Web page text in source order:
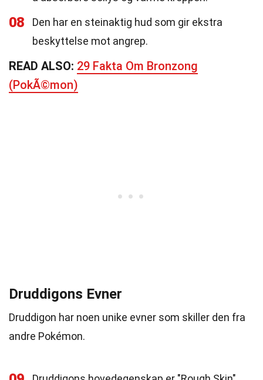
08
Den har en steinaktig hud som gir ekstra
beskyttelse mot angrep.
READ ALSO: 29 Fakta Om Bronzong
(PokÃ©mon)
Druddigons Evner
Druddigon har noen unike evner som skiller den fra
andre Pokémon.